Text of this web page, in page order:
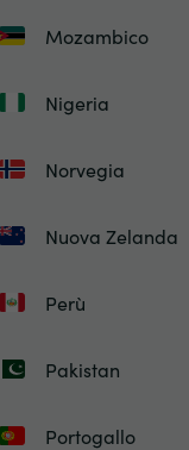
Mozambico
Nigeria
Norvegia
Nuova Zelanda
Perù
Pakistan
Portogallo